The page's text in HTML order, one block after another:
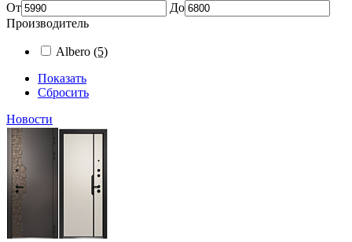
От
До
Производитель
Albero (5)
Показать
Сбросить
Новости